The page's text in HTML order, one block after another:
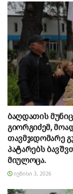
ბაღდათის
გიორგიძემ,
თავმჯდომარე
პატარებს
მიულოცა.
ᲘᲕᲜᲘᲡᲘ 3, 2026